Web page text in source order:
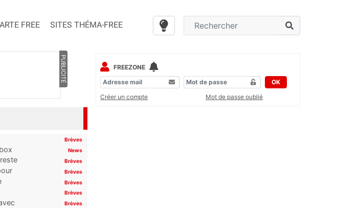
FREE SITES THÉMA-FREE
PUBLICITÉ
Brèves
News
Brèves
Brèves
Brèves
Brèves
Brèves
FREEZONE
OK
Créer un compte
Mot de passe oublié